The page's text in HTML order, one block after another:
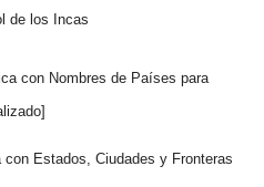
de los Incas
con Nombres de Países para
con Estados, Ciudades y Fronteras